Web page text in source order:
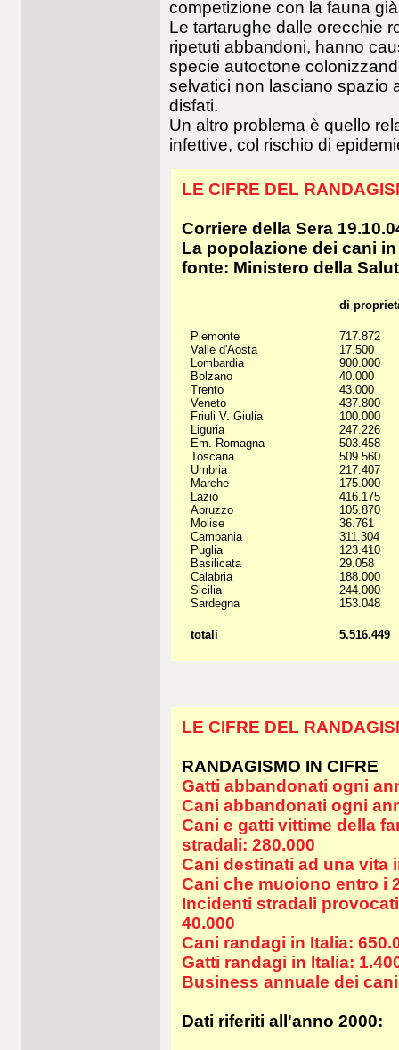
competizione con la fauna
Le tartarughe dalle orecchie
ripetuti abbandoni, hanno
specie autoctone
selvatici non lasciano spazio
disfati.
Un altro problema è quello
infettive, col rischio di
LE CIFRE DEL
Corriere della Sera
La popolazione dei cani
fonte: Ministero della
di
Piemonte
Valle d'Aosta
Lombardia
Bolzano
Trento
Veneto
Friuli V. Giulia
Liguria
Em. Romagna
Toscana
Umbria
Marche
Lazio
Abruzzo
Molise
Campania
Puglia
Basilicata
Calabria
Sicilia
Sardegna
717.872
17.500
900.000
40.000
43.000
437.800
100.000
247.226
503.458
509.560
217.407
175.000
416.175
105.870
36.761
311.304
123.410
29.058
188.000
244.000
153.048
totali 5.516.449
LE CIFRE DEL
RANDAGISMO IN CIFRE
Gatti abbandonati ogni
Cani abbandonati ogni
Cani e gatti vittime della
stradali: 280.000
Cani destinati ad una vita
Cani che muoiono entro i
Incidenti stradali
40.000
Cani randagi in Italia:
Gatti randagi in Italia:
Business annuale dei
Dati riferiti all'anno 2000: